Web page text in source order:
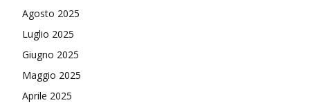
Agosto 2025
Luglio 2025
Giugno 2025
Maggio 2025
Aprile 2025